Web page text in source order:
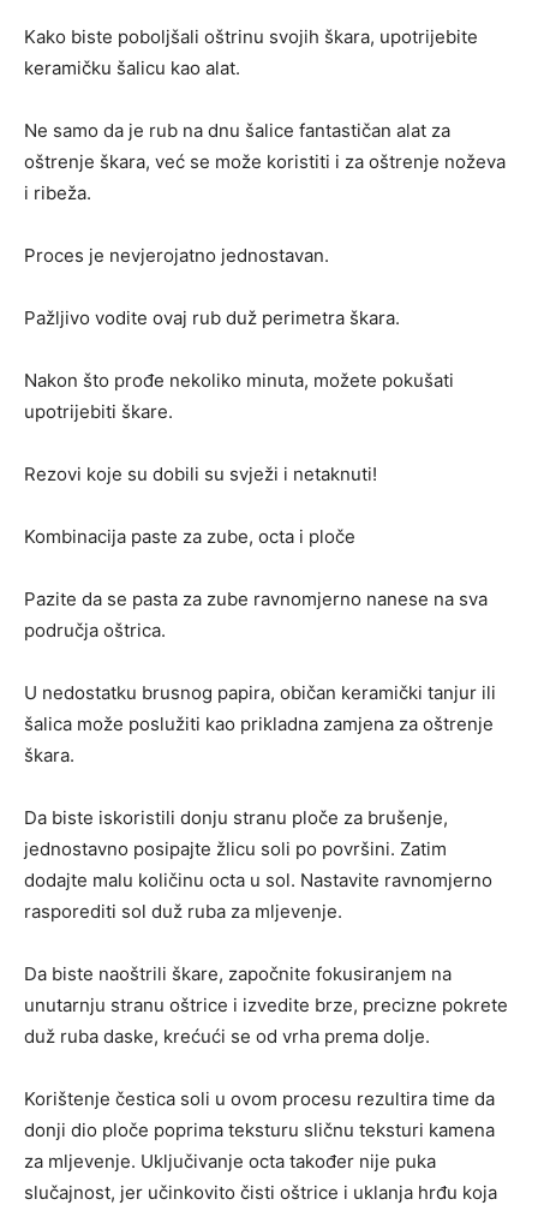
Kako biste poboljšali oštrinu svojih škara, upotrijebite
keramičku šalicu kao alat.
Ne samo da je rub na dnu šalice fantastičan alat za
oštrenje škara, već se može koristiti i za oštrenje noževa
i ribeža.
Proces je nevjerojatno jednostavan.
Pažljivo vodite ovaj rub duž perimetra škara.
Nakon što prođe nekoliko minuta, možete pokušati
upotrijebiti škare.
Rezovi koje su dobili su svježi i netaknuti!
Kombinacija paste za zube, octa i ploče
Pazite da se pasta za zube ravnomjerno nanese na sva
područja oštrica.
U nedostatku brusnog papira, običan keramički tanjur ili
šalica može poslužiti kao prikladna zamjena za oštrenje
škara.
Da biste iskoristili donju stranu ploče za brušenje,
jednostavno posipajte žlicu soli po površini. Zatim
dodajte malu količinu octa u sol. Nastavite ravnomjerno
rasporediti sol duž ruba za mljevenje.
Da biste naoštrili škare, započnite fokusiranjem na
unutarnju stranu oštrice i izvedite brze, precizne pokrete
duž ruba daske, krećući se od vrha prema dolje.
Korištenje čestica soli u ovom procesu rezultira time da
donji dio ploče poprima teksturu sličnu teksturi kamena
za mljevenje. Uključivanje octa također nije puka
slučajnost, jer učinkovito čisti oštrice i uklanja hrđu koja